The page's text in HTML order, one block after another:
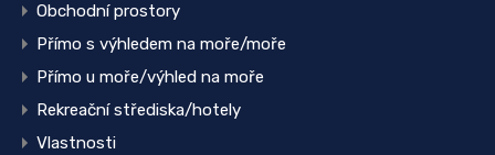
Obchodní prostory
Přímo s výhledem na moře/moře
Přímo u moře/výhled na moře
Rekreační střediska/hotely
Vlastnosti